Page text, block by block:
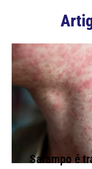
Sarampo é